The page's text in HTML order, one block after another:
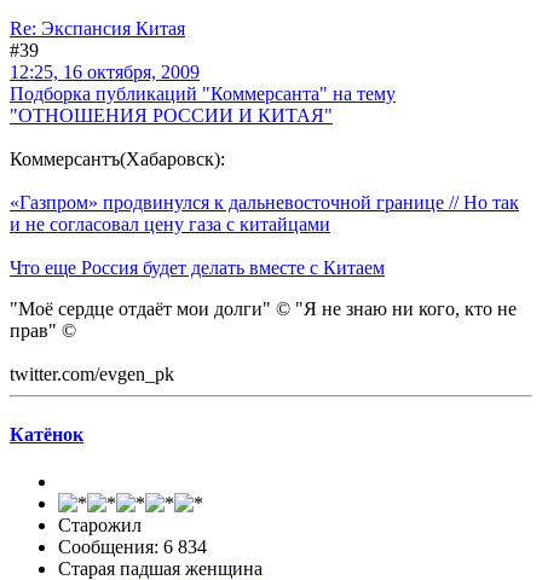
Re: Экспансия Китая
#39
12:25, 16 октября, 2009
Подборка публикаций "Коммерсанта" на тему
"ОТНОШЕНИЯ РОССИИ И КИТАЯ"
Коммерсантъ(Хабаровск):
«Газпром» продвинулся к дальневосточной границе // Но так
и не согласовал цену газа с китайцами
Что еще Россия будет делать вместе с Китаем
"Моё сердце отдаёт мои долги" © "Я не знаю ни кого, кто не
прав" ©
twitter.com/evgen_pk
Катёнок
Старожил
Сообщения: 6 834
Старая падшая женщина